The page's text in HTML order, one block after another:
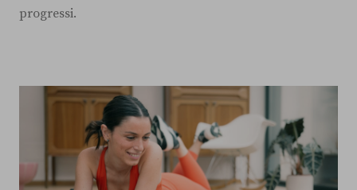
progressi.